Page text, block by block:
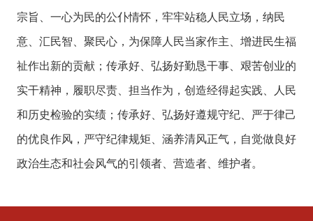
宗旨、一心为民的公仆情怀，牢牢站稳人民立场，纳民
意、汇民智、聚民心，为保障人民当家作主、增进民生福
祉作出新的贡献；传承好、弘扬好勤恳干事、艰苦创业的
实干精神，履职尽责、担当作为，创造经得起实践、人民
和历史检验的实绩；传承好、弘扬好遵规守纪、严于律己
的优良作风，严守纪律规矩、涵养清风正气，自觉做良好
政治生态和社会风气的引领者、营造者、维护者。